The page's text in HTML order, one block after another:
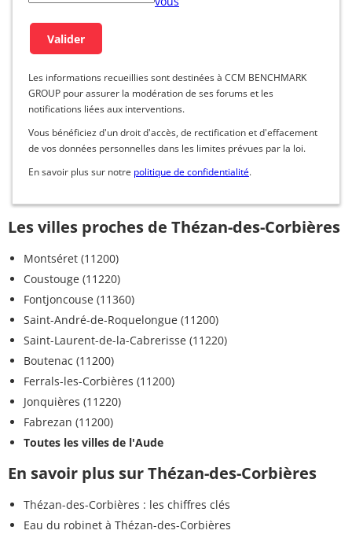
Les informations recueillies sont destinées à CCM BENCHMARK
GROUP pour assurer la modération de ses forums et les
notifications liées aux interventions.
Vous bénéficiez d'un droit d'accès, de rectification et d'effacement
de vos données personnelles dans les limites prévues par la loi.
En savoir plus sur notre politique de confidentialité.
Les villes proches de Thézan-des-Corbières
Montséret (11200)
Coustouge (11220)
Fontjoncouse (11360)
Saint-André-de-Roquelongue (11200)
Saint-Laurent-de-la-Cabrerisse (11220)
Boutenac (11200)
Ferrals-les-Corbières (11200)
Jonquières (11220)
Fabrezan (11200)
Toutes les villes de l'Aude
En savoir plus sur Thézan-des-Corbières
Thézan-des-Corbières : les chiffres clés
Eau du robinet à Thézan-des-Corbières